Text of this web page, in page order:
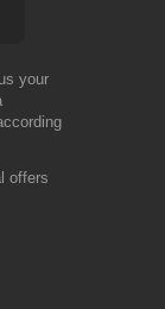
your
offers